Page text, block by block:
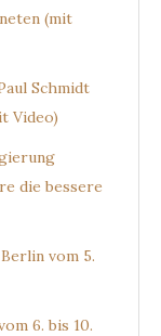
(mit
Schmidt
Video)
die bessere
vom 5.
6. bis 10.